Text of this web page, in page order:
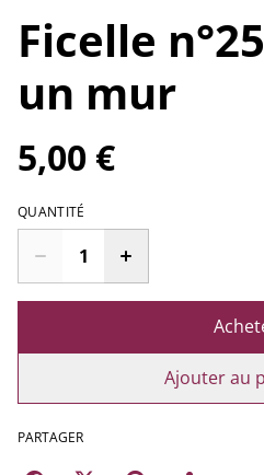
Ficelle
un mur
5,00 €
QUANTITÉ
Ajouter au
PARTAGER